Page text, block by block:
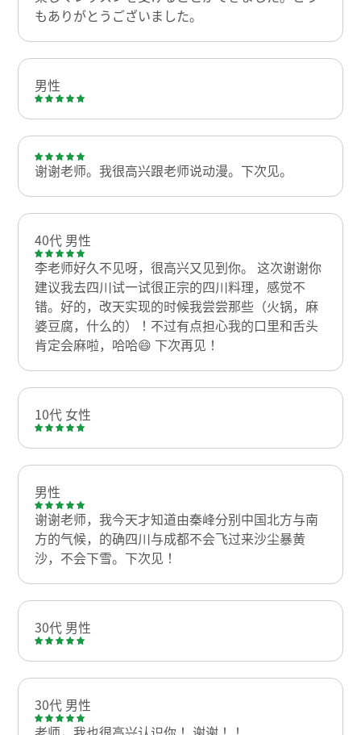
もありがとうございました。
男性
谢谢老师。我很高兴跟老师说动漫。下次见。
40代 男性
李老师好久不见呀，很高兴又见到你。 这次谢谢你
建议我去四川试一试很正宗的四川料理，感觉不
错。好的，改天实现的时候我尝尝那些（火锅，麻
婆豆腐，什么的）！不过有点担心我的口里和舌头
肯定会麻啦，哈哈😄 下次再见！
10代 女性
男性
谢谢老师，我今天才知道由秦峰分别中国北方与南
方的气候，的确四川与成都不会飞过来沙尘暴黄
沙，不会下雪。下次见！
30代 男性
30代 男性